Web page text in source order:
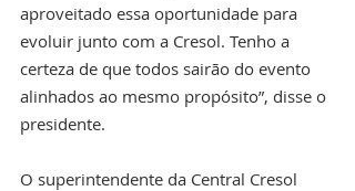
aproveitado essa oportunidade para
evoluir junto com a Cresol. Tenho a
certeza de que todos sairão do evento
alinhados ao mesmo propósito”, disse o
presidente.
O superintendente da Central Cresol